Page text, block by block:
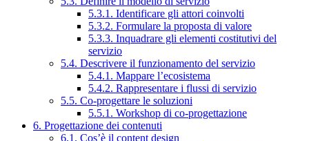
5.3.1. Identificare gli attori coinvolti
5.3.2. Formulare la proposta di valore
5.3.3. Inquadrare gli elementi costitutivi del
servizio
5.4. Descrivere il funzionamento del servizio
5.4.1. Mappare l’ecosistema
5.4.2. Rappresentare i flussi di servizio
5.5. Co-progettare le soluzioni
5.5.1. Workshop di co-progettazione
6. Progettazione dei contenuti
6.1. Cos’è il content design